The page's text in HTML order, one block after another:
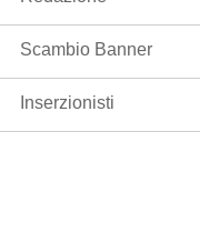
Scambio Banner
Inserzionisti